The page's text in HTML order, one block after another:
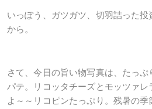
いっぽう、ガツガツ、切羽詰った
から。
さて、今日の旨い物写真は、たっぷ
パテ。リコッタチーズとモッツァ
よ～～リコピンたっぷり。残暑の